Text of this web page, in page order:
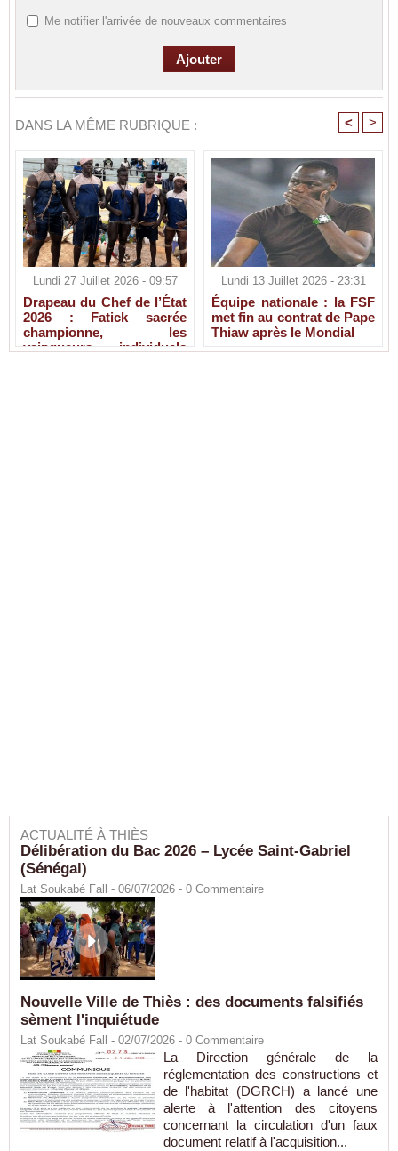
Me notifier l'arrivée de nouveaux commentaires
DANS LA MÊME RUBRIQUE : < >
Lundi 27 Juillet 2026 - 09:57
Drapeau du Chef de l’État
2026 : Fatick sacrée
championne, les
vainqueurs individuels
Lundi 13 Juillet 2026 - 23:31
Équipe nationale : la FSF
met fin au contrat de Pape
Thiaw après le Mondial
ACTUALITÉ À THIÈS
Délibération du Bac 2026 – Lycée Saint-Gabriel
(Sénégal)
Lat Soukabé Fall - 06/07/2026 - 0 Commentaire
Nouvelle Ville de Thiès : des documents falsifiés
sèment l'inquiétude
Lat Soukabé Fall - 02/07/2026 - 0 Commentaire
La Direction générale de la
réglementation des constructions et
de l'habitat (DGRCH) a lancé une
alerte à l'attention des citoyens
concernant la circulation d'un faux
document relatif à l'acquisition...